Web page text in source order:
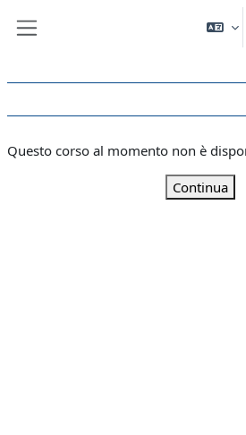
Questo corso al momento non è
Continua